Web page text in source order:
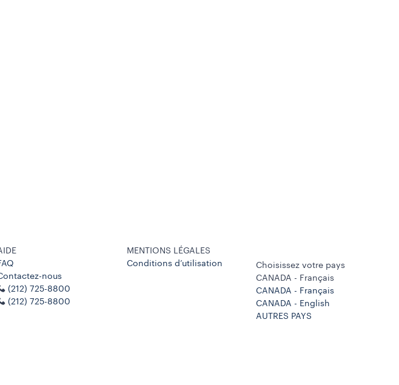
nous
(212) 725-8800
(212) 725-8800
MENTIONS LÉGALES
Conditions d’utilisation
Choisissez votre pays
CANADA - Français
CANADA - Français
CANADA - English
AUTRES PAYS